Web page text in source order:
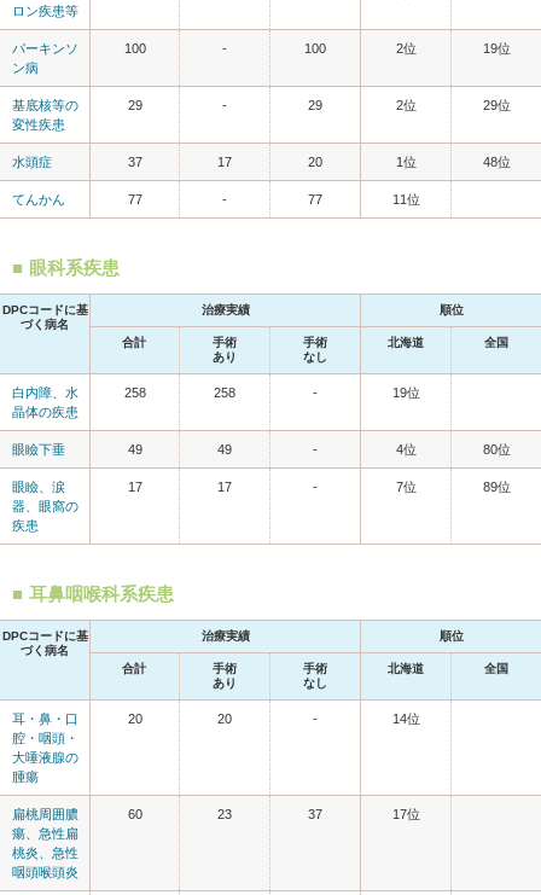
ロン疾患等
パーキンソ
ン病
100 - 100 2位 19位
基底核等の
変性疾患
29 - 29 2位 29位
水頭症 37 17 20 1位 48位
てんかん 77 - 77 11位
眼科系疾患
DPCコードに基
づく病名
治療実績 順位
合計
手術
あり
手術
なし
北海道 全国
白内障、水
晶体の疾患
258 258 - 19位
眼瞼下垂 49 49 - 4位 80位
眼瞼、涙
器、眼窩の
疾患
17 17 - 7位 89位
耳鼻咽喉科系疾患
DPCコードに基
づく病名
治療実績 順位
合計
手術
あり
手術
なし
北海道 全国
耳・鼻・口
腔・咽頭・
大唾液腺の
腫瘍
20 20 - 14位
扁桃周囲膿
瘍、急性扁
桃炎、急性
咽頭喉頭炎
60 23 37 17位